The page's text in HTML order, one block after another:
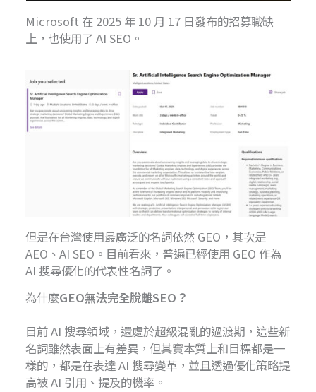
Microsoft 在 2025 年 10 月 17 日發布的招募職缺
上，也使用了 AI SEO。
但是在台灣使用最廣泛的名詞依然 GEO，其次是
AEO、AI SEO。目前看來，普遍已經使用 GEO 作為
AI 搜尋優化的代表性名詞了。
為什麼GEO無法完全脫離SEO？
目前 AI 搜尋領域，還處於超級混亂的過渡期，這些新
名詞雖然表面上有差異，但其實本質上和目標都是一
樣的，都是在表達 AI 搜尋變革，並且透過優化策略提
高被 AI 引用、提及的機率 。